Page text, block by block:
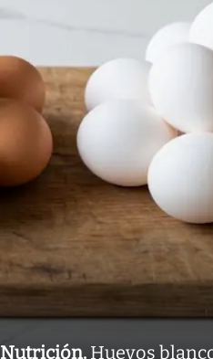
Nutrición. Huevos